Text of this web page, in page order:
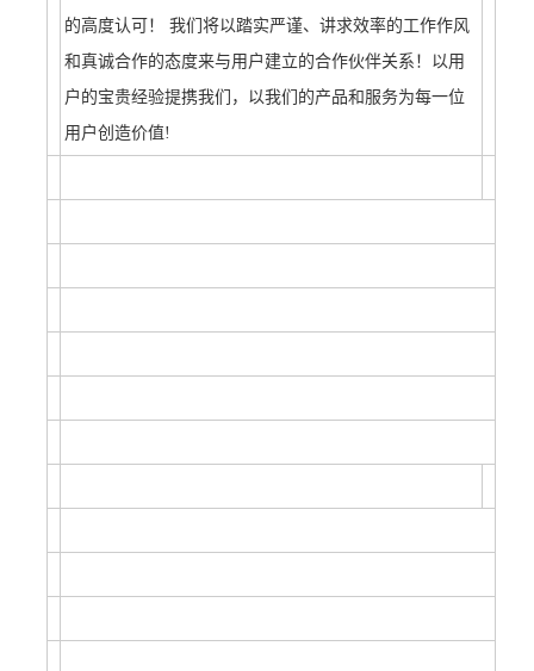
的高度认可！ 我们将以踏实严谨、讲求效率的工作作风
和真诚合作的态度来与用户建立的合作伙伴关系！以用
户的宝贵经验提携我们，以我们的产品和服务为每一位
用户创造价值!